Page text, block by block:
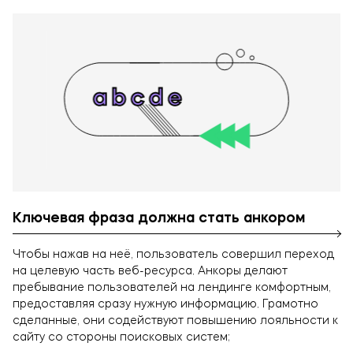
Ключевая фраза должна стать анкором
Чтобы нажав на неё, пользователь совершил переход
на целевую часть веб-ресурса. Анкоры делают
пребывание пользователей на лендинге комфортным,
предоставляя сразу нужную информацию. Грамотно
сделанные, они содействуют повышению лояльности к
сайту со стороны поисковых систем;